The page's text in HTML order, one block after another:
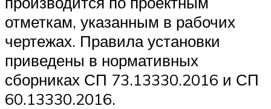
отметкам, указанным в рабочих
чертежах. Правила установки
приведены в нормативных
сборниках СП 73.13330.2016 и СП
60.13330.2016.